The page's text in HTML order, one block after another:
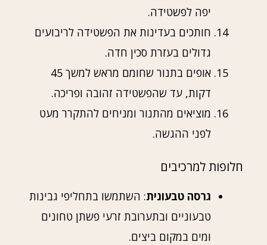
יפה לפשטידה.
חותכים בעדינות את הפשטידה לריבועים
גדולים בעזרת סכין חדה.
אופים בתנור שחומם מראש למשך 45
דקות, עד שהפשטידה זהובה ופריכה.
מוציאים מהתנור ומניחים להתקרר מעט
לפני ההגשה.
חלופות למרכיבים
גרסה טבעונית: השתמשו בתחליפי גבינות
טבעוניים ובתערובת זרעי פשתן טחונים
ומים במקום ביצים.